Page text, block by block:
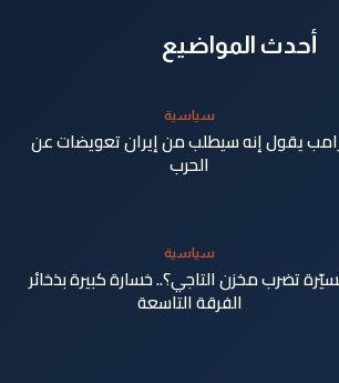
أحدث المواضيع
سياسية
يقول إنه سيطلب من إيران تعويضات عن
الحرب
سياسية
تضرب مخزن التاجي؟.. خسارة كبيرة بذخائر
الفرقة التاسعة